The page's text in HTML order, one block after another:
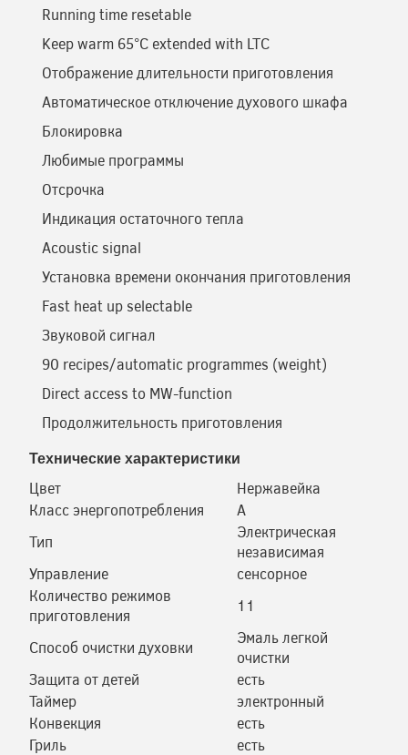
Running time resetable
Keep warm 65°C extended with LTC
Отображение длительности приготовления
Автоматическое отключение духового шкафа
Блокировка
Любимые программы
Отсрочка
Индикация остаточного тепла
Acoustic signal
Установка времени окончания приготовления
Fast heat up selectable
Звуковой сигнал
90 recipes/automatic programmes (weight)
Direct access to MW-function
Продолжительность приготовления
Технические характеристики
Цвет
Нержавейка
Класс энергопотребления
А
Тип
Электрическая
независимая
Управление
сенсорное
Количество режимов
приготовления
11
Способ очистки духовки
Эмаль легкой
очистки
Защита от детей
есть
Таймер
электронный
Конвекция
есть
Гриль
есть